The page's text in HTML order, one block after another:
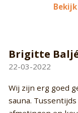
Rob
29-03-2022
Top wordt goed